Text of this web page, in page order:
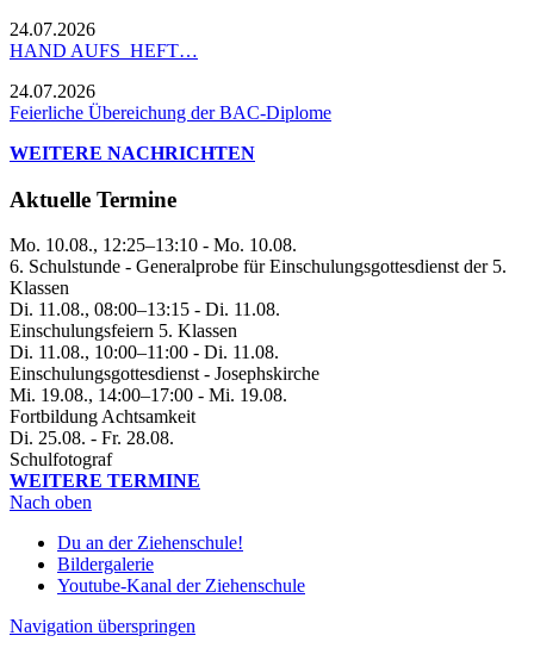
24.07.2026
HAND AUFS HEFT…
24.07.2026
Feierliche Übereichung der BAC-Diplome
WEITERE NACHRICHTEN
Aktuelle Termine
Mo. 10.08., 12:25–13:10 - Mo. 10.08.
6. Schulstunde - Generalprobe für Einschulungsgottesdienst der 5.
Klassen
Di. 11.08., 08:00–13:15 - Di. 11.08.
Einschulungsfeiern 5. Klassen
Di. 11.08., 10:00–11:00 - Di. 11.08.
Einschulungsgottesdienst - Josephskirche
Mi. 19.08., 14:00–17:00 - Mi. 19.08.
Fortbildung Achtsamkeit
Di. 25.08. - Fr. 28.08.
Schulfotograf
WEITERE TERMINE
Nach oben
Du an der Ziehenschule!
Bildergalerie
Youtube-Kanal der Ziehenschule
Navigation überspringen